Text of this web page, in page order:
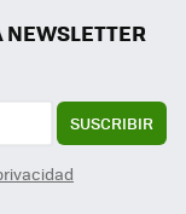
SUSCRIBIR